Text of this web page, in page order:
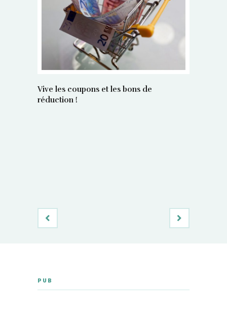
Vive les coupons et les bons de
réduction !
PUB